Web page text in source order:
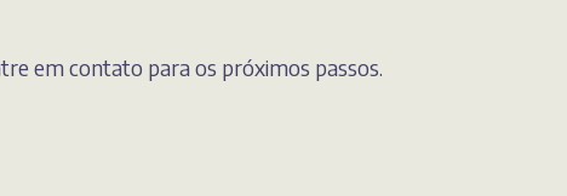
em contato para os próximos passos.